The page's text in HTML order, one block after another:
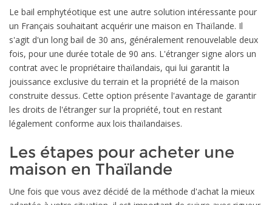
Le bail emphytéotique est une autre solution intéressante pour
un Français souhaitant acquérir une maison en Thaïlande. Il
s'agit d'un long bail de 30 ans, généralement renouvelable deux
fois, pour une durée totale de 90 ans. L'étranger signe alors un
contrat avec le propriétaire thaïlandais, qui lui garantit la
jouissance exclusive du terrain et la propriété de la maison
construite dessus. Cette option présente l'avantage de garantir
les droits de l'étranger sur la propriété, tout en restant
légalement conforme aux lois thaïlandaises.
Les étapes pour acheter une
maison en Thaïlande
Une fois que vous avez décidé de la méthode d'achat la mieux